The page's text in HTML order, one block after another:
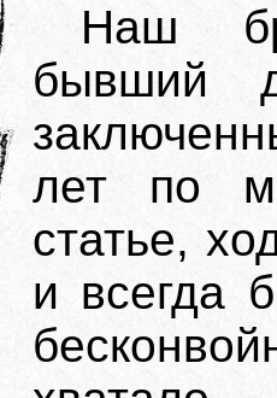
Наш
бывший
лет по
статье,
и всегда